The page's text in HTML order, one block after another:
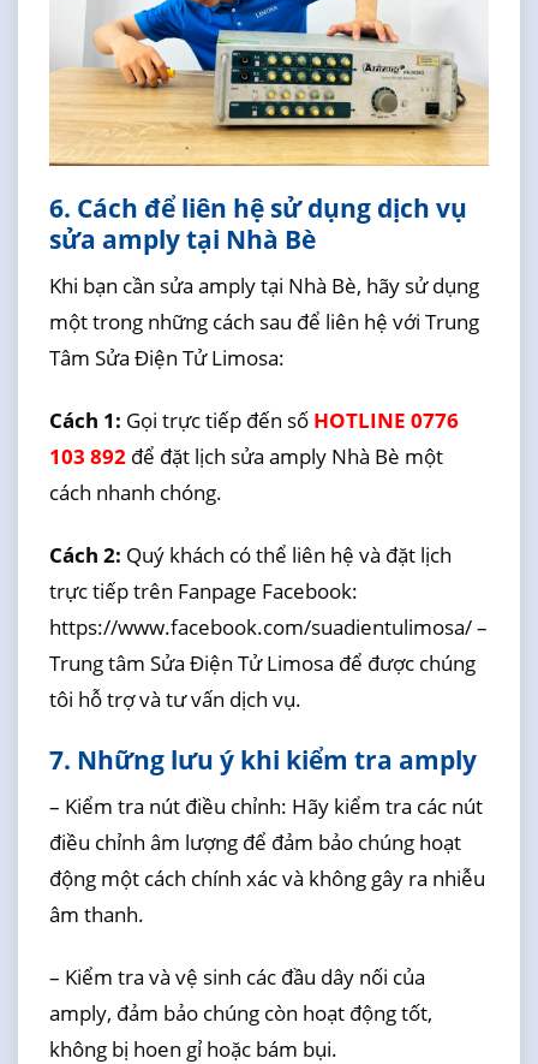
6. Cách để liên hệ sử dụng dịch vụ
sửa amply tại Nhà Bè
Khi bạn cần sửa amply tại Nhà Bè, hãy sử dụng
một trong những cách sau để liên hệ với Trung
Tâm Sửa Điện Tử Limosa:
Cách 1: Gọi trực tiếp đến số HOTLINE 0776
103 892để đặt lịch sửa amply Nhà Bè một
cách nhanh chóng.
Cách 2: Quý khách có thể liên hệ và đặt lịch
trực tiếp trên Fanpage Facebook:
https://www.facebook.com/suadientulimosa/ –
Trung tâm Sửa Điện Tử Limosa để được chúng
tôi hỗ trợ và tư vấn dịch vụ.
7. Những lưu ý khi kiểm tra amply
– Kiểm tra nút điều chỉnh: Hãy kiểm tra các nút
điều chỉnh âm lượng để đảm bảo chúng hoạt
động một cách chính xác và không gây ra nhiễu
âm thanh.
– Kiểm tra và vệ sinh các đầu dây nối của
amply, đảm bảo chúng còn hoạt động tốt,
không bị hoen gỉ hoặc bám bụi.